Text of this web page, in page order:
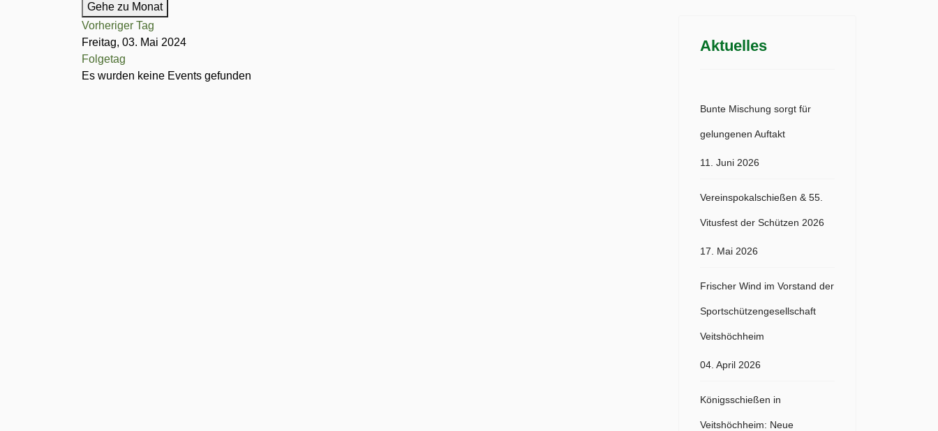
Gehe zu Monat
Vorheriger Tag
Freitag, 03. Mai 2024
Folgetag
Es wurden keine Events gefunden
Aktuelles
Bunte Mischung sorgt für
gelungenen Auftakt
11. Juni 2026
Vereinspokalschießen & 55.
Vitusfest der Schützen 2026
17. Mai 2026
Frischer Wind im Vorstand der
Sportschützengesellschaft
Veitshöchheim
04. April 2026
Königsschießen in
Veitshöchheim: Neue